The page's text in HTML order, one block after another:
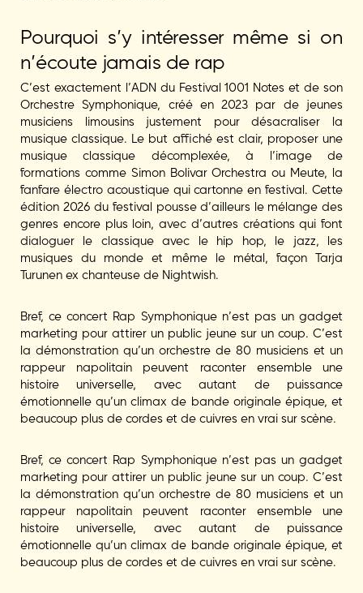
Pourquoi s’y intéresser même si on
n’écoute jamais de rap
C’est exactement l’ADN du Festival 1001 Notes et de son
Orchestre Symphonique, créé en 2023 par de jeunes
musiciens limousins justement pour désacraliser la
musique classique. Le but affiché est clair, proposer une
musique classique décomplexée, à l’image de
formations comme Simon Bolivar Orchestra ou Meute, la
fanfare électro acoustique qui cartonne en festival. Cette
édition 2026 du festival pousse d’ailleurs le mélange des
genres encore plus loin, avec d’autres créations qui font
dialoguer le classique avec le hip hop, le jazz, les
musiques du monde et même le métal, façon Tarja
Turunen ex chanteuse de Nightwish.
Bref, ce concert Rap Symphonique n’est pas un gadget
marketing pour attirer un public jeune sur un coup. C’est
la démonstration qu’un orchestre de 80 musiciens et un
rappeur napolitain peuvent raconter ensemble une
histoire universelle, avec autant de puissance
émotionnelle qu’un climax de bande originale épique, et
beaucoup plus de cordes et de cuivres en vrai sur scène.
Bref, ce concert Rap Symphonique n’est pas un gadget
marketing pour attirer un public jeune sur un coup. C’est
la démonstration qu’un orchestre de 80 musiciens et un
rappeur napolitain peuvent raconter ensemble une
histoire universelle, avec autant de puissance
émotionnelle qu’un climax de bande originale épique, et
beaucoup plus de cordes et de cuivres en vrai sur scène.